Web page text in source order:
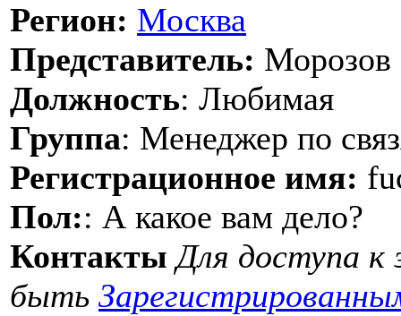
Регион: Москва
Представитель: Морозов
Должность: Любимая
Группа: Менеджер по
Регистрационное имя:
Пол:: А какое вам дело?
Контакты Для доступа к
быть